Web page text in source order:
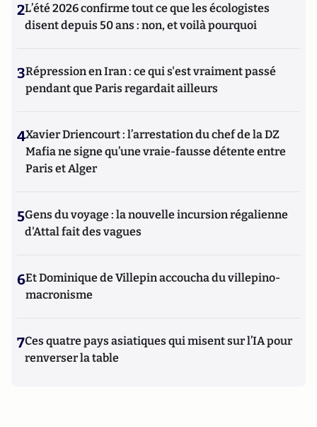
2L’été 2026 confirme tout ce que les écologistes
disent depuis 50 ans : non, et voilà pourquoi
3Répression en Iran : ce qui s'est vraiment passé
pendant que Paris regardait ailleurs
4Xavier Driencourt : l’arrestation du chef de la DZ
Mafia ne signe qu’une vraie-fausse détente entre
Paris et Alger
5Gens du voyage : la nouvelle incursion régalienne
d'Attal fait des vagues
6Et Dominique de Villepin accoucha du villepino-
macronisme
7Ces quatre pays asiatiques qui misent sur l’IA pour
renverser la table